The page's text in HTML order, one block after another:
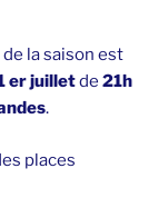
la saison est
er juilletde 21h
.
places